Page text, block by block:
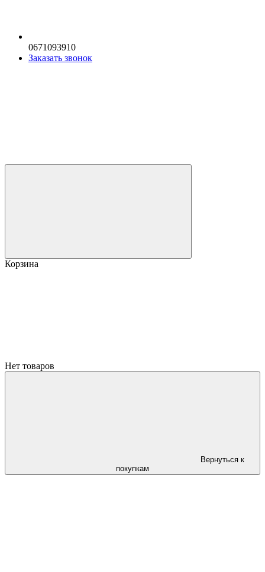
0671093910
Заказать звонок
Корзина
Нет товаров
Вернуться к
покупкам